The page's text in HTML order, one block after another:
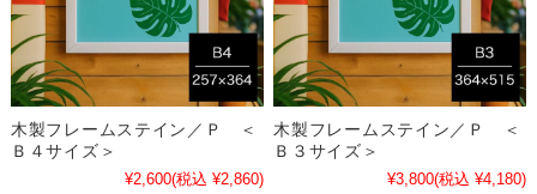
木製フレームステイン／Ｐ ＜
Ｂ４サイズ＞
¥2,600(税込 ¥2,860)
木製フレームステイン／Ｐ ＜
Ｂ３サイズ＞
¥3,800(税込 ¥4,180)